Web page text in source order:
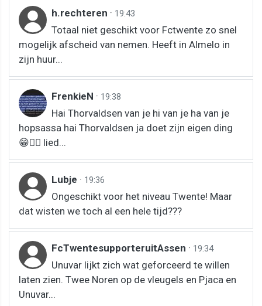
h.rechteren · 19:43
Totaal niet geschikt voor Fctwente zo snel
mogelijk afscheid van nemen. Heeft in Almelo in
zijn huur...
FrenkieN · 19:38
Hai Thorvaldsen van je hi van je ha van je
hopsassa hai Thorvaldsen ja doet zijn eigen ding
😁👍🏻 lied...
Lubje · 19:36
Ongeschikt voor het niveau Twente! Maar
dat wisten we toch al een hele tijd???
FcTwentesupporteruitAssen · 19:34
Unuvar lijkt zich wat geforceerd te willen
laten zien. Twee Noren op de vleugels en Pjaca en
Unuvar...